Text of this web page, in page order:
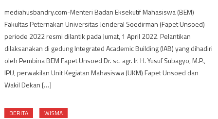
mediahusbandry.com-Menteri Badan Eksekutif Mahasiswa (BEM)
Fakultas Peternakan Universitas Jenderal Soedirman (Fapet Unsoed)
periode 2022 resmi dilantik pada Jumat, 1 April 2022. Pelantikan
dilaksanakan di gedung Integrated Academic Building (IAB) yang dihadiri
oleh Pembina BEM Fapet Unsoed Dr. sc. agr. Ir. H. Yusuf Subagyo, M.P.,
IPU, perwakilan Unit Kegiatan Mahasiswa (UKM) Fapet Unsoed dan
Wakil Dekan […]
BERITA WISMA